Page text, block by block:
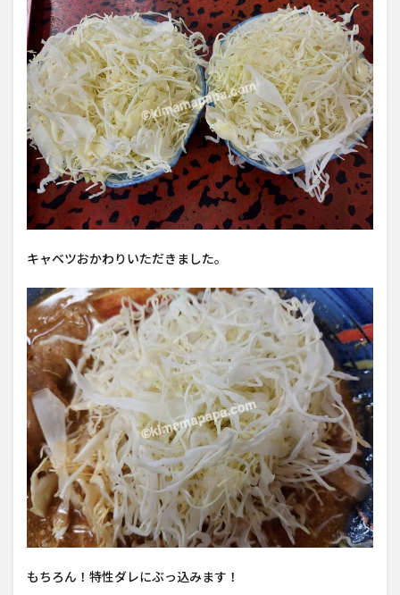
キャベツおかわりいただきました。
もちろん！特性ダレにぶっ込みます！